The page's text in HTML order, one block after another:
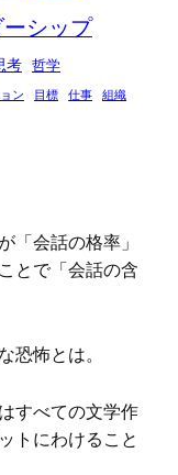
ーシップ
考
哲学
ン 目標 仕事 組織
「会話の格率」
で「会話の含
恐怖とは。
すべての文学作
トにわけること